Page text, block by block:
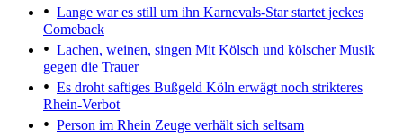
Lange war es still um ihn Karnevals-Star startet jeckes
Comeback
Lachen, weinen, singen Mit Kölsch und kölscher Musik
gegen die Trauer
Es droht saftiges Bußgeld Köln erwägt noch strikteres
Rhein-Verbot
Person im Rhein Zeuge verhält sich seltsam